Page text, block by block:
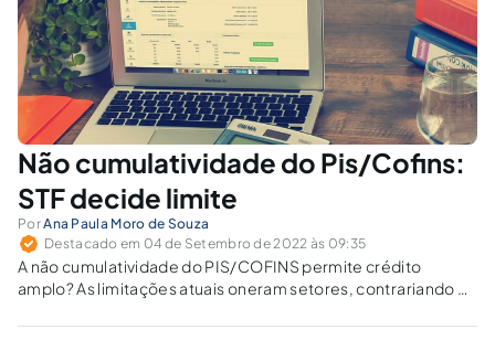
Não cumulatividade do Pis/Cofins:
STF decide limite
PorAna Paula Moro de Souza
Destacado em 04 de Setembro de 2022 às 09:35
A não cumulatividade do PIS/COFINS permite crédito
amplo? As limitações atuais oneram setores, contrariando o